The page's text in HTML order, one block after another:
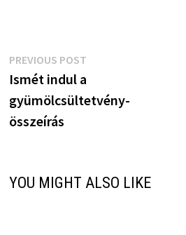
Bejegyzés
navigáció
PREVIOUS POSTPrevious
post:
Ismét indul a
gyümölcsültetvény-
összeírás
YOU MIGHT ALSO LIKE